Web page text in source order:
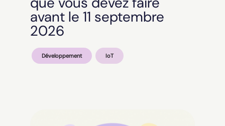
avant le 11 septembre
2026
Développement IoT